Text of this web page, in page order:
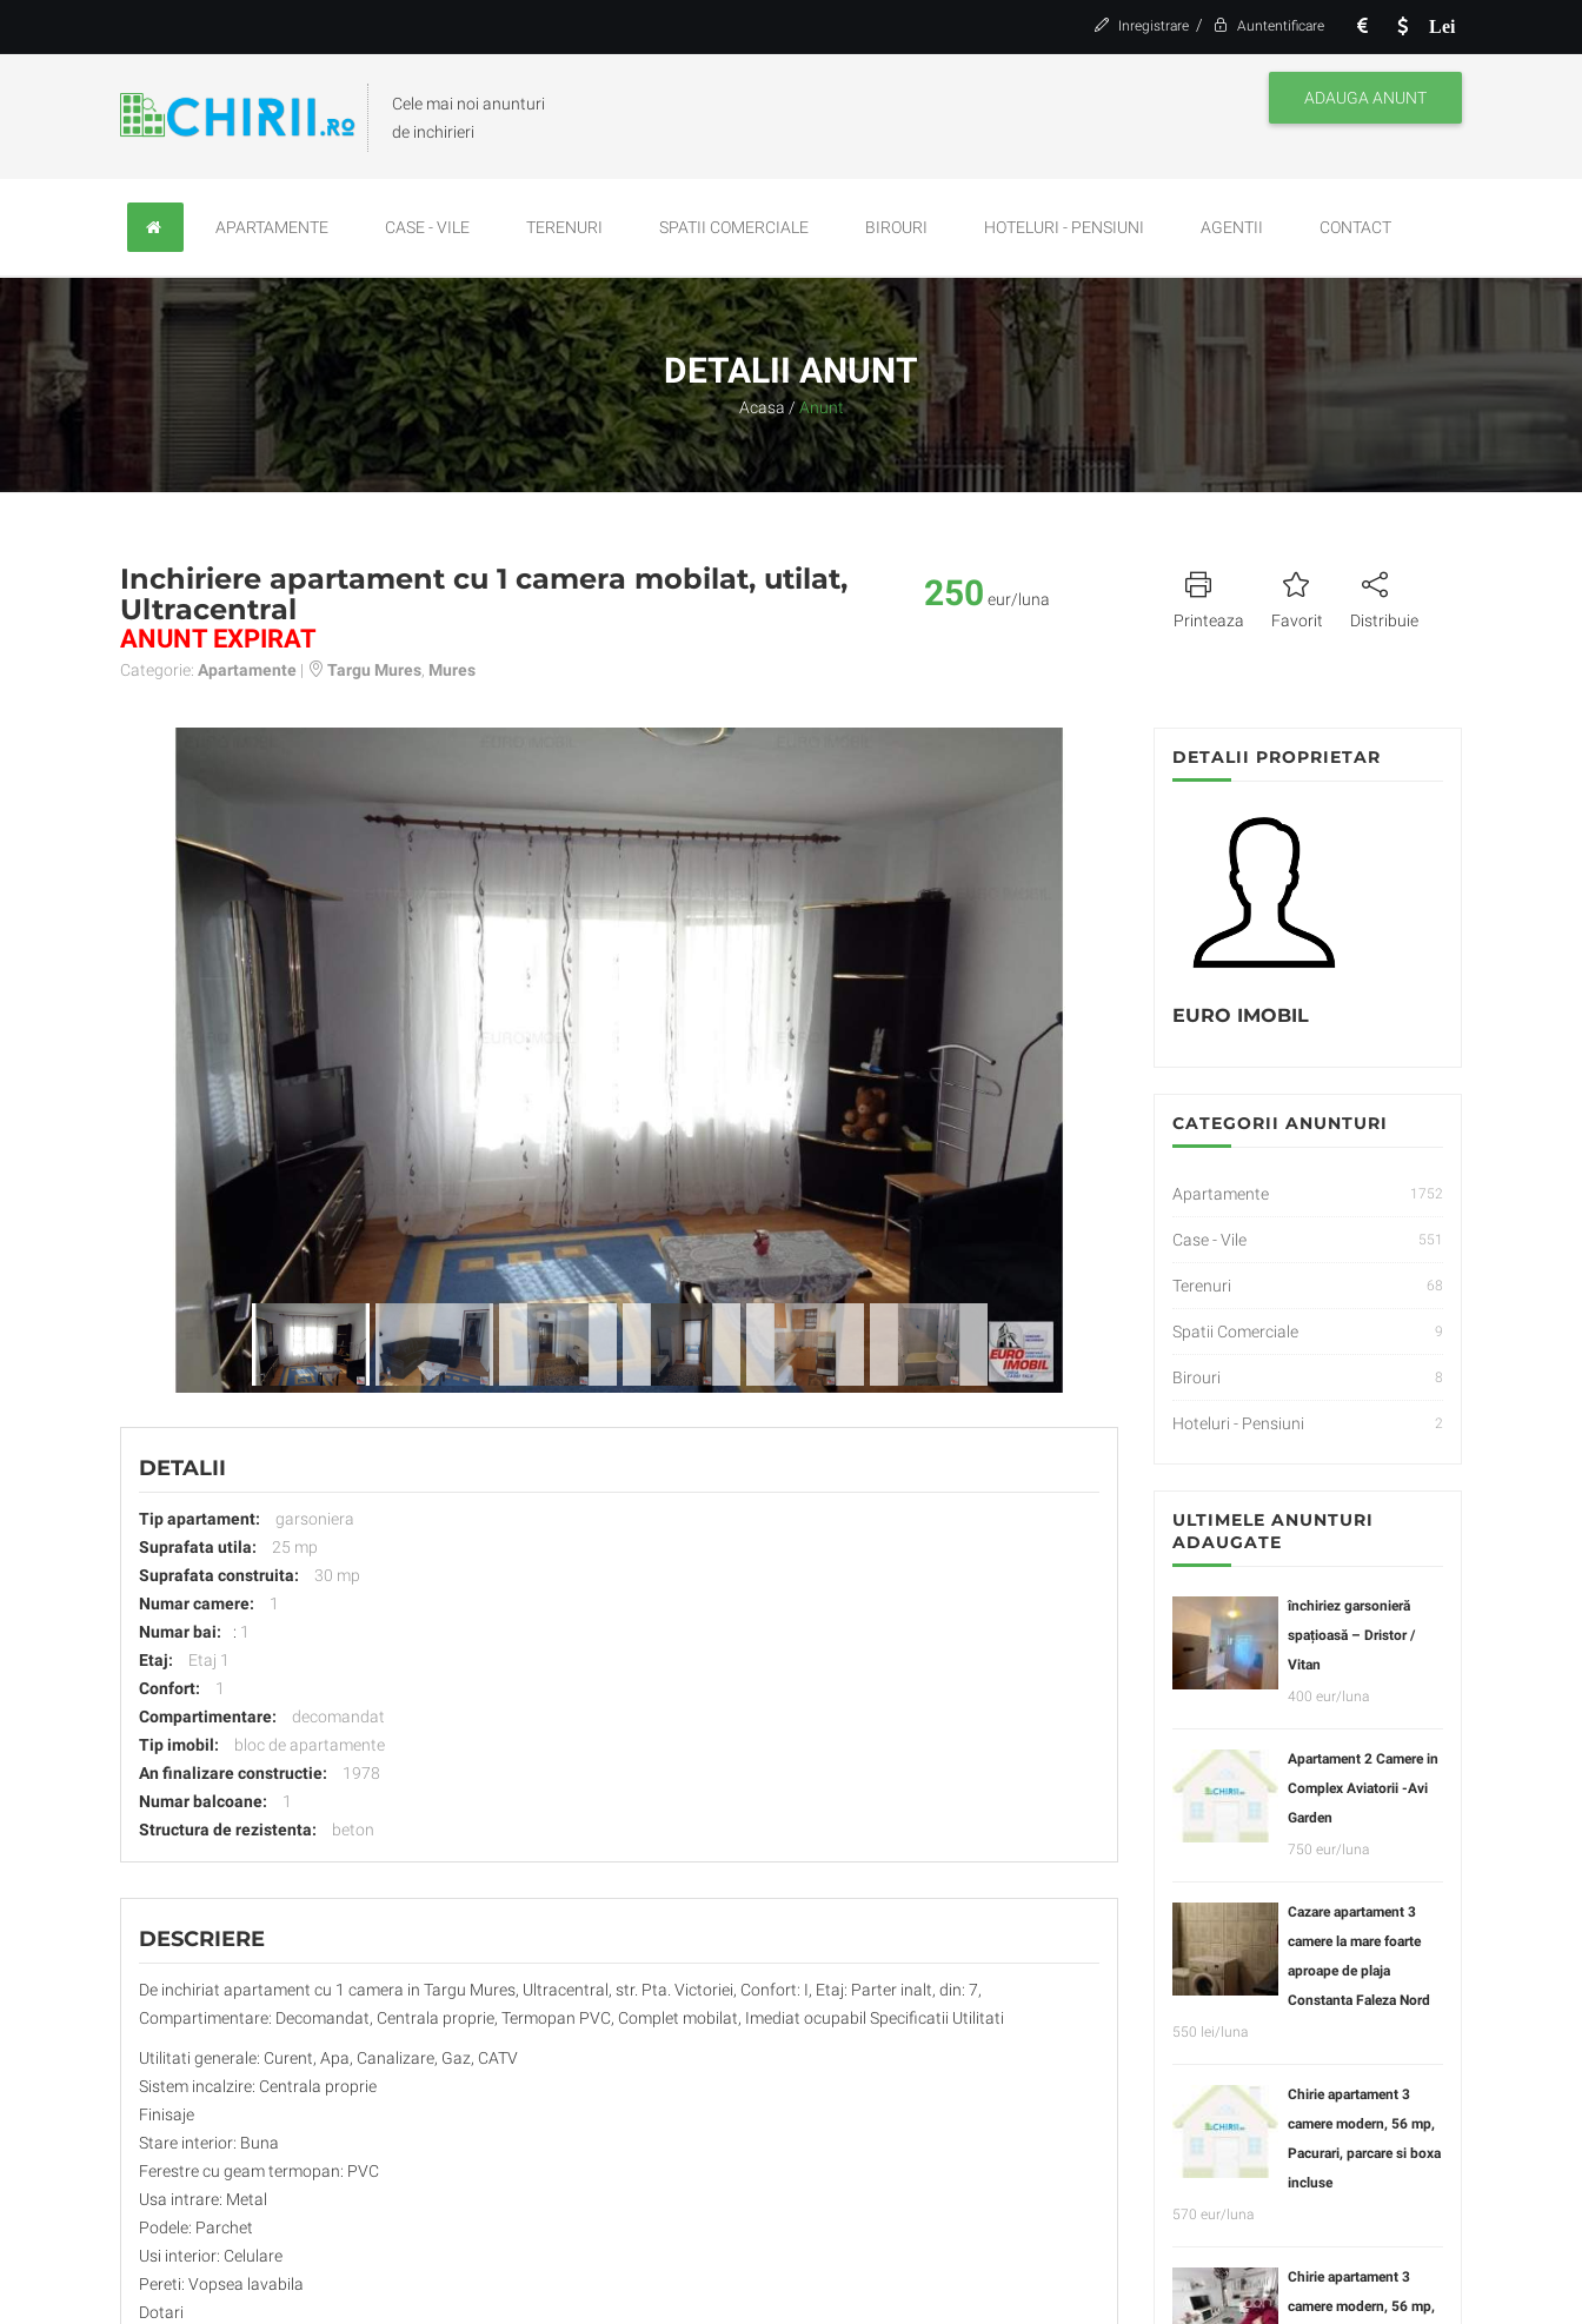
Lei
Inregistrare / Auntentificare
Cele mai noi anunturi
de inchirieri
ADAUGA ANUNT
APARTAMENTE CASE - VILE TERENURI SPATII COMERCIALE BIROURI HOTELURI - PENSIUNI AGENTII CONTACT
DETALII ANUNT
Acasa / Anunt
Inchiriere apartament cu 1 camera mobilat, utilat,
Ultracentral
ANUNT EXPIRAT
Categorie: Apartamente | Targu Mures Mures
250 eur/luna
Printeaza
Favorit Distribuie
DETALII
Tip apartament:
garsoniera
Suprafata utila:
25 mp
Suprafata construita:
30 mp
Numar camere:
1
Numar bai:
: 1
Etaj:
Etaj 1
Confort:
1
Compartimentare:
decomandat
Tip imobil:
bloc de apartamente
An finalizare constructie:
1978
Numar balcoane:
1
Structura de rezistenta:
beton
DESCRIERE
De inchiriat apartament cu 1 camera in Targu Mures, Ultracentral, str. Pta. Victoriei, Confort: I, Etaj: Parter inalt, din: 7,
Compartimentare: Decomandat, Centrala proprie, Termopan PVC, Complet mobilat, Imediat ocupabil Specificatii Utilitati
Utilitati generale: Curent, Apa, Canalizare, Gaz, CATV
Sistem incalzire: Centrala proprie
Finisaje
Stare interior: Buna
Ferestre cu geam termopan: PVC
Usa intrare: Metal
Podele: Parchet
Usi interior: Celulare
Pereti: Vopsea lavabila
Dotari
DETALII PROPRIETAR
EURO IMOBIL
CATEGORII ANUNTURI
Apartamente 1752
Case - Vile 551
Terenuri 68
Spatii Comerciale 9
Birouri 8
Hoteluri - Pensiuni 2
ULTIMELE ANUNTURI
ADAUGATE
închiriez garsonieră
spațioasă – Dristor /
Vitan
400 eur/luna
Apartament 2 Camere in
Complex Aviatorii -Avi
Garden
750 eur/luna
Cazare apartament 3
camere la mare foarte
aproape de plaja
Constanta Faleza Nord
550 lei/luna
Chirie apartament 3
camere modern, 56 mp,
Pacurari, parcare si boxa
incluse
570 eur/luna
Chirie apartament 3
camere modern, 56 mp,